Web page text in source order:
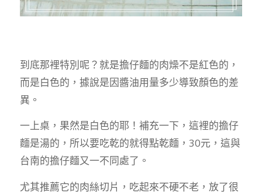
到底那裡特別呢？就是擔仔麵的肉燥不是紅色的，
而是白色的，據說是因醬油用量多少導致顏色的差
異。
一上桌，果然是白色的耶！補充一下，這裡的擔仔
麵是湯的，所以要吃乾的就得點乾麵，30元，這與
台南的擔仔麵又一不同處了。
尤其推薦它的肉絲切片，吃起來不硬不老，放了很